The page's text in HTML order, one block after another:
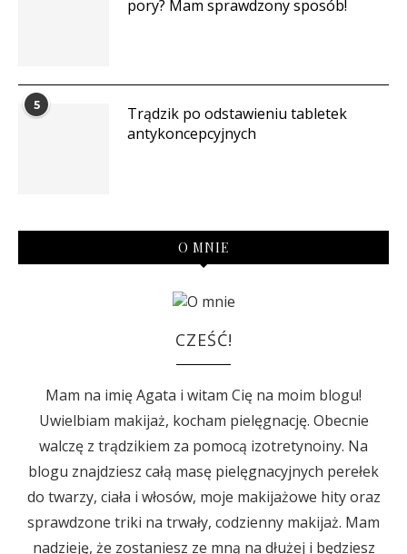
pory? Mam sprawdzony sposób!
5
Trądzik po odstawieniu tabletek
antykoncepcyjnych
O MNIE
CZEŚĆ!
Mam na imię Agata i witam Cię na moim blogu!
Uwielbiam makijaż, kocham pielęgnację. Obecnie
walczę z trądzikiem za pomocą izotretynoiny. Na
blogu znajdziesz całą masę pielęgnacyjnych perełek
do twarzy, ciała i włosów, moje makijażowe hity oraz
sprawdzone triki na trwały, codzienny makijaż. Mam
nadzieję, że zostaniesz ze mną na dłużej i będziesz